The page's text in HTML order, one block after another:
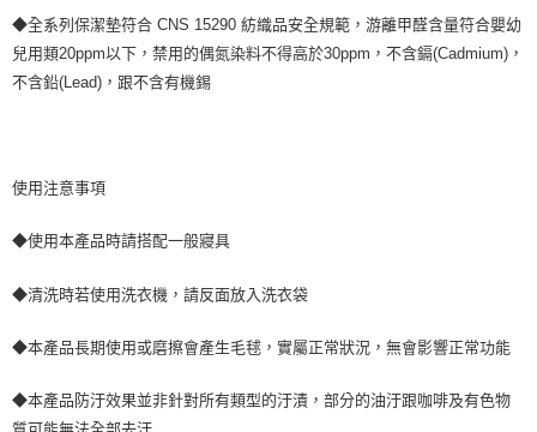
◆全系列保潔墊符合 CNS 15290 紡織品安全規範，游離甲醛含量符合嬰幼
兒用類20ppm以下，禁用的偶氮染料不得高於30ppm，不含鎘(Cadmium)，
不含鉛(Lead)，跟不含有機錫
使用注意事項
◆使用本產品時請搭配一般寢具
◆清洗時若使用洗衣機，請反面放入洗衣袋
◆本產品長期使用或磨擦會產生毛毬，實屬正常狀況，無會影響正常功能
◆本產品防汙效果並非針對所有類型的汙漬，部分的油汙跟咖啡及有色物